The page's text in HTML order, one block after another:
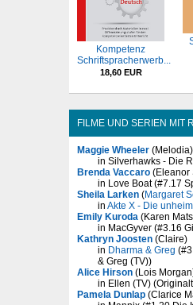
Kompetenz
Schriftspracherwerb...
18,60 EUR
FILME UND SERIEN MIT
Maggie Wheeler (Melodia)
in Silverhawks - Die
Brenda Vaccaro (Eleanor
in Love Boat (#7.17
Sheila Larken (Margaret
in Akte X - Die
Emily Kuroda (Karen
in MacGyver (#3.16
Kathryn Joosten (Claire)
in Dharma & Greg
& Greg (TV))
Alice Hirson (Lois
in Ellen (TV)
Pamela Dunlap (Clarice